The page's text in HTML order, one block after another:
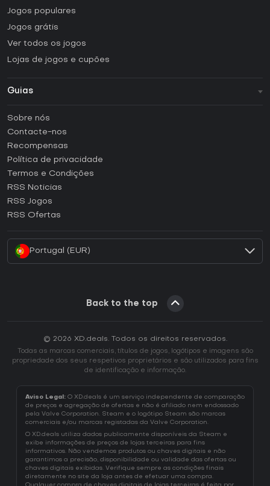
Jogos populares
Jogos grátis
Ver todos os jogos
Lojas de jogos e cupões
Guias
Como ativar uma CD Key Steam?
Como ativar uma CD Key Epic Games?
Como ativar uma CD Key GOG?
Como ativar uma CD Key Ubisoft Connect?
Sobre nós
Contacte-nos
Recompensas
Política de privacidade
Termos e Condições
RSS Noticias
RSS Jogos
RSS Ofertas
Portugal (EUR)
Back to the top
© 2026 XD.deals. Todos os direitos reservados.
Todas as marcas comerciais, títulos de jogos, logótipos e imagens são
propriedade dos seus respetivos proprietários e são utilizados para fins
de identificação e informação.
Aviso Legal: O XD.deals é um serviço independente de comparação
de preços e agregação de ofertas e não é afiliado nem endossado
pela Valve Corporation. Steam e o logótipo Steam são marcas
comerciais e/ou marcas registadas da Valve Corporation.
O XD.deals utiliza dados publicamente disponíveis da Steam e
exibe informações de preços de lojas terceiras para fins
informativos. Não vendemos produtos ou chaves digitais e não
garantimos a precisão, disponibilidade ou validade das ofertas ou
chaves digitais exibidas. Verifique sempre as condições finais
diretamente no site da loja antes de efetuar uma compra.